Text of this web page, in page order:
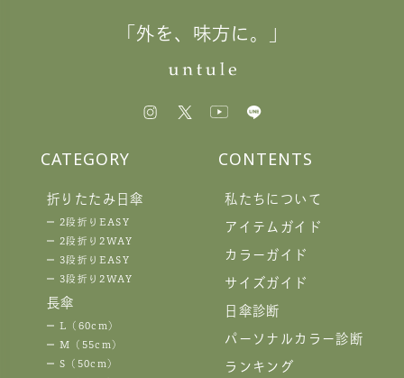
「外を、味方に。」
CATEGORY
折りたたみ日傘
2段折りEASY
2段折り2WAY
3段折りEASY
3段折り2WAY
長傘
L（60cm）
M（55cm）
S（50cm）
CONTENTS
私たちについて
アイテムガイド
カラーガイド
サイズガイド
日傘診断
パーソナルカラー診断
ランキング